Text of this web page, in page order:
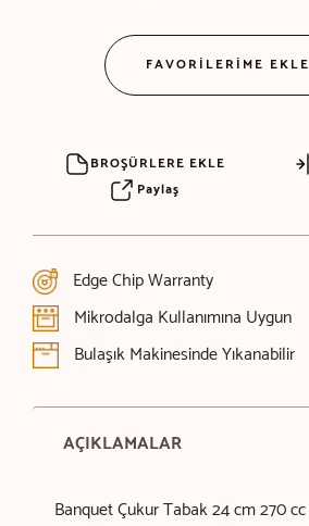
FAVORİLERİME EKLE
BROŞÜRLERE EKLE
Paylaş
Edge Chip Warranty
Mikrodalga Kullanımına Uygun
Bulaşık Makinesinde Yıkanabilir
AÇIKLAMALAR
Banquet Çukur Tabak 24 cm 270 cc